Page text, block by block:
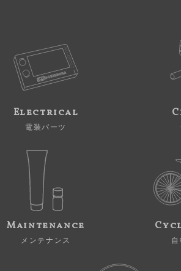
Electrical
電装パーツ
Maintenance
メンテナンス